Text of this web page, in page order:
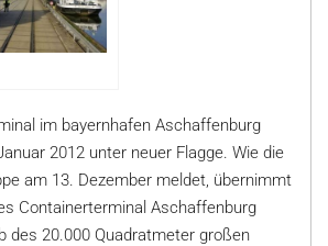
im bayernhafen Aschaffenburg
2012 unter neuer Flagge. Wie die
am 13. Dezember meldet, übernimmt
Containerterminal Aschaffenburg
des 20.000 Quadratmeter großen